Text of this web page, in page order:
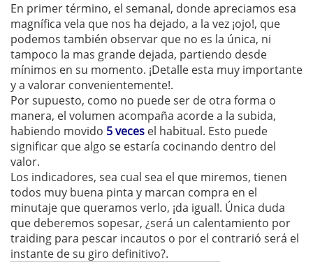
En primer término, el semanal, donde apreciamos esa
magnífica vela que nos ha dejado, a la vez ¡ojo!, que
podemos también observar que no es la única, ni
tampoco la mas grande dejada, partiendo desde
mínimos en su momento. ¡Detalle esta muy importante
y a valorar convenientemente!.
Por supuesto, como no puede ser de otra forma o
manera, el volumen acompaña acorde a la subida,
habiendo movido 5 veces el habitual. Esto puede
significar que algo se estaría cocinando dentro del
valor.
Los indicadores, sea cual sea el que miremos, tienen
todos muy buena pinta y marcan compra en el
minutaje que queramos verlo, ¡da igual!. Única duda
que deberemos sopesar, ¿será un calentamiento por
traiding para pescar incautos o por el contrarió será el
instante de su giro definitivo?.